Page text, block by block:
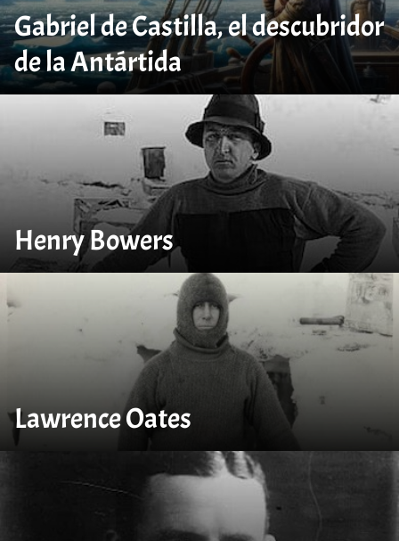
Gabriel de Castilla, el descubridor
de la Antártida
Henry Bowers
Lawrence Oates